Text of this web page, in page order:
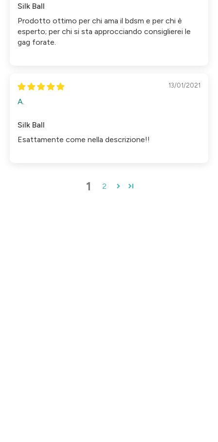
Silk Ball
Prodotto ottimo per chi ama il bdsm e per chi è
esperto; per chi si sta approcciando consiglierei le
gag forate.
13/01/2021
A.
Silk Ball
Esattamente come nella descrizione!!
1 2